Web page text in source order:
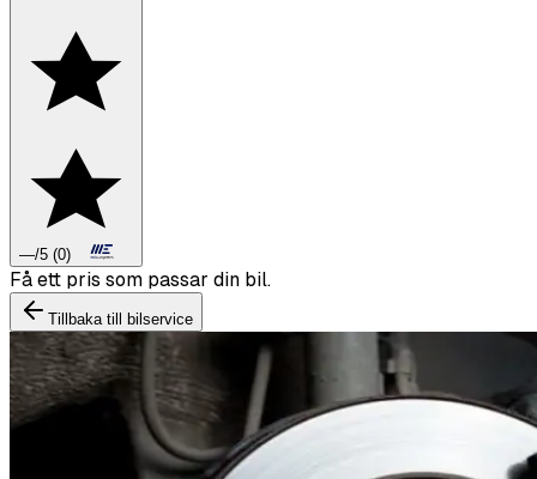
—/5 (0)
Boka däckbyte eller montering inför vintern.
Tillbaka till bilservice